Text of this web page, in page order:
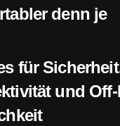
denn je
für
und Off-